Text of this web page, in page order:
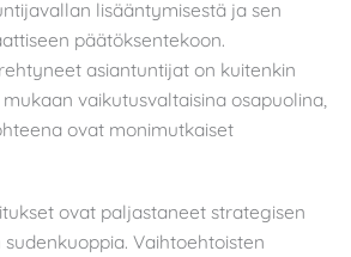
lisääntymisestä ja sen
päätöksentekoon.
asiantuntijat on kuitenkin
vaikutusvaltaisina osapuolina,
ovat monimutkaiset
ovat paljastaneet strategisen
Vaihtoehtoisten